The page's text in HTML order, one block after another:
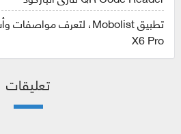
X6 Pro
تعليقات